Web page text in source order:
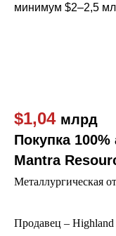
минимум $2–2,5
$1,04 млрд
Покупка 100%
Mantra
Металлургическая
Продавец – Highland